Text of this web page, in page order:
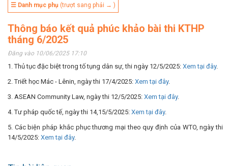
☰ Danh mục phụ (trượt sang phải → )
Thông báo kết quả phúc khảo bài thi KTHP
tháng 6/2025
Đăng vào 10/06/2025 17:10
1. Thủ tục đặc biệt trong tố tụng dân sự, thi ngày 12/5/2025: Xem tại đây.
2. Triết học Mác - Lênin, ngày thi 17/4/2025: Xem tại đây.
3. ASEAN Community Law, ngày thi 12/5/2025: Xem tại đây.
4. Tư pháp quốc tế, ngày thi 14,15/5/2025: Xem tại đây.
5. Các biện pháp khắc phục thương mại theo quy định của WTO, ngày thi
14/5/2025: Xem tại đây.